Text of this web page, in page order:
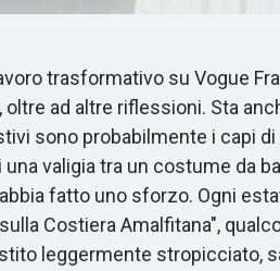
trasformativo su Vogue
ad altre riflessioni. Sta
sono probabilmente i capi
valigia tra un costume da
fatto uno sforzo. Ogni
Costiera Amalfitana",
leggermente stropicciato,